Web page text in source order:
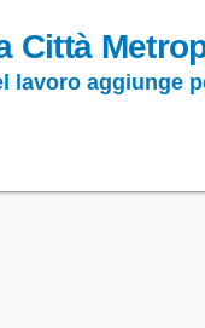
Città
lavoro aggiunge